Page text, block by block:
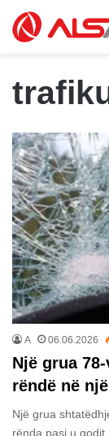
A 06.06.2026
Një grua
rëndë në
Një grua
rënda pasi u